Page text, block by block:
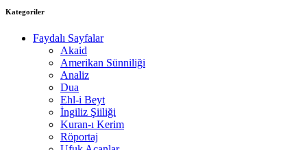
Kategoriler
Faydalı Sayfalar
Akaid
Amerikan Sünniliği
Analiz
Dua
Ehl-i Beyt
İngiliz Şiiliği
Kuran-ı Kerim
Röportaj